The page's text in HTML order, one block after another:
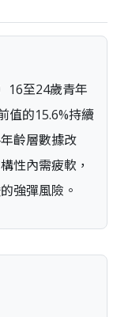
16至24歲青年
值的15.6%持續
齡層數據改
性內需疲軟，
強彈風險。